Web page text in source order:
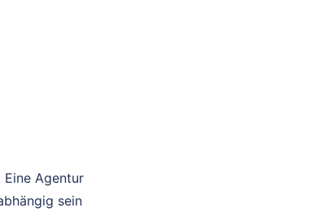
Agentur
sein